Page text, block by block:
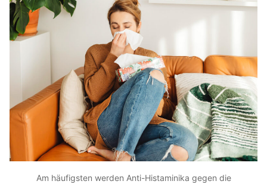
Am häufigsten werden Anti-Histaminika gegen die